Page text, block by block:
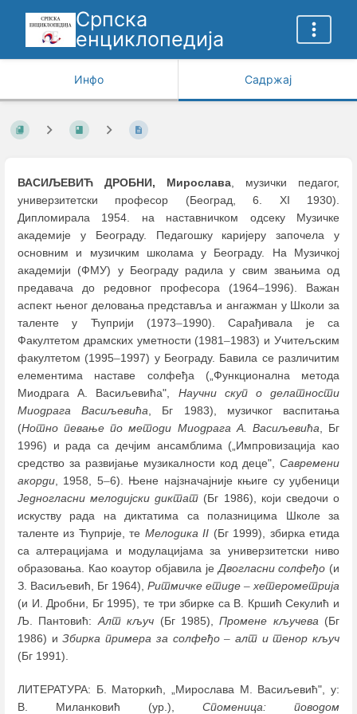
Српска
енциклопедија
Инфо Садржај
ВАСИЉЕВИЋ ДРОБНИ, Мирослава, музички педагог,
универзитетски професор (Београд, 6. XI 1930).
Дипломирала 1954. на наставничком одсеку Музичке
академије у Београду. Педагошку каријеру започела у
основним и музичким школама у Београду. На Музичкој
академији (ФМУ) у Београду радила у свим звањима од
предавача до редовног професора (1964–1996). Важан
аспект њеног деловања представља и ангажман у Школи за
таленте у Ћуприји (1973–1990). Сарађивала је са
Факултетом драмских уметности (1981–1983) и Учитељским
факултетом (1995–1997) у Београду. Бавила се различитим
елементима наставе солфеђа („Функционална метода
Миодрага А. Васиљевића", Научни скуп о делатности
Миодрага Васиљевића, Бг 1983), музичког васпитања
(Нотно певање по методи Миодрага А. Васиљевића, Бг
1996) и рада са дечјим ансамблима („Импровизација као
средство за развијање музикалности код деце", Савремени
акорди, 1958, 5–6). Њене најзначајније књиге су уџбеници
Једногласни мелодијски диктат (Бг 1986), који сведочи о
искуству рада на диктатима са полазницима Школе за
таленте из Ћуприје, те Мелодика II (Бг 1999), збирка етида
са алтерацијама и модулацијама за универзитетски ниво
образовања. Као коаутор објавила јеДвогласни солфеђо (и
З. Васиљевић, Бг 1964), Ритмичке етиде –хетерометрија
(и И. Дробни, Бг 1995), те три збирке са В. Кршић Секулић и
Љ. Пантовић:Алт кључ (Бг 1985),Промене кључева(Бг
1986) иЗбирка примера за солфеђо– алт и тенор кључ
(Бг 1991).
ЛИТЕРАТУРА: Б. Maторкић, „Mирослава M. Васиљевић", у:
В. Миланковић (ур.), Споменица: поводом